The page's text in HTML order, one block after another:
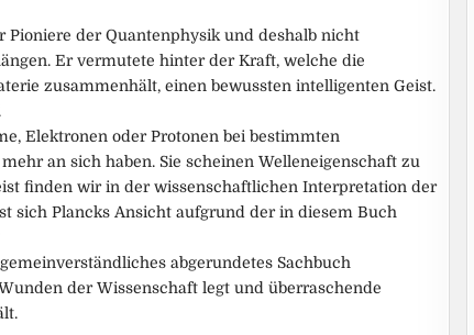
Pioniere der Quantenphysik und deshalb nicht
Er vermutete hinter der Kraft, welche die
zusammenhält, einen bewussten intelligenten Geist.
Elektronen oder Protonen bei bestimmten
an sich haben. Sie scheinen Welleneigenschaft zu
finden wir in der wissenschaftlichen Interpretation der
sich Plancks Ansicht aufgrund der in diesem Buch
abgerundetes Sachbuch
der Wissenschaft legt und überraschende